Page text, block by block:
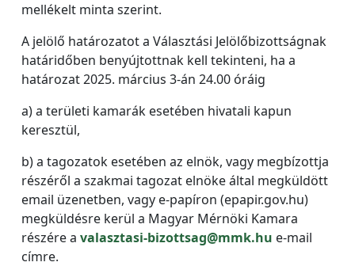
mellékelt minta szerint.
A jelölő határozatot a Választási Jelölőbizottságnak
határidőben benyújtottnak kell tekinteni, ha a
határozat 2025. március 3-án 24.00 óráig
a) a területi kamarák esetében hivatali kapun
keresztül,
b) a tagozatok esetében az elnök, vagy megbízottja
részéről a szakmai tagozat elnöke által megküldött
email üzenetben, vagy e-papíron (epapir.gov.hu)
megküldésre kerül a Magyar Mérnöki Kamara
részére a valasztasi-bizottsag@mmk.hu e-mail
címre.